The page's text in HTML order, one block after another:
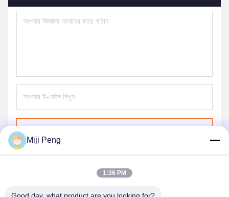
Miji Peng
1:36 PM